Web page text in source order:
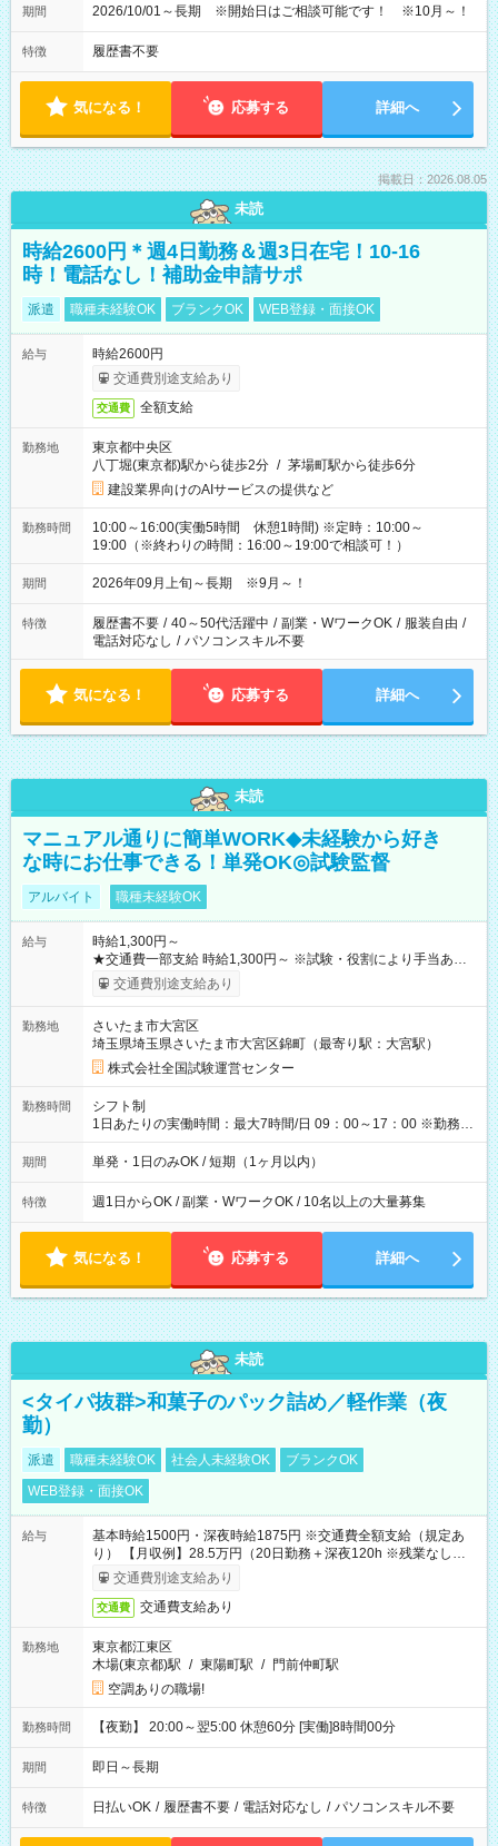
期間 2026/10/01～長期 ※開始日はご相談可能です！ ※10月～！
特徴 履歴書不要
気になる！ 応募する 詳細へ
掲載日：2026.08.05
未読
時給2600円＊週4日勤務＆週3日在宅！10-16
時！電話なし！補助金申請サポ
派遣 職種未経験OK ブランクOK WEB登録・面接OK
給与
時給2600円
交通費別途支給あり
交通費 全額支給
勤務地
東京都中央区
八丁堀(東京都)駅から徒歩2分 / 茅場町駅から徒歩6分
建設業界向けのAIサービスの提供など
勤務時間
10:00～16:00(実働5時間 休憩1時間) ※定時：10:00～
19:00（※終わりの時間：16:00～19:00で相談可！）
期間 2026年09月上旬～長期 ※9月～！
特徴 履歴書不要 / 40～50代活躍中 / 副業・WワークOK / 服装自由 /
電話対応なし / パソコンスキル不要
気になる！ 応募する 詳細へ
未読
マニュアル通りに簡単WORK◆未経験から好き
な時にお仕事できる！単発OK◎試験監督
アルバイト 職種未経験OK
給与
時給1,300円～
★交通費一部支給 時給1,300円～ ※試験・役割により手当あり
※勤務回数により昇給あり 【即給（前払い）オプションあ
り！】 希望される場合、勤務から1週間ほどで給与の一部を受け
例】 ・河合塾模擬試験 8:30～17:30（休憩1時間） 時給1,300円
×8時間＝日収10,400円＋交通費 ※当日の役割により時給＋100
円の場合あり ・国家試験 7:00～13:30（休憩なし） 時給1,300
円（役割手当＋100円）×6時間＝日収8,400円＋交通費 【試用期
間】試用期間なし
交通費別途支給あり
勤務地
さいたま市大宮区
埼玉県埼玉県さいたま市大宮区錦町（最寄り駅：大宮駅）
株式会社全国試験運営センター
勤務時間
シフト制
1日あたりの実働時間：最大7時間/日 09：00～17：00 ※勤務時
間は 試験により異なります。
期間 単発・1日のみOK / 短期（1ヶ月以内）
特徴 週1日からOK / 副業・WワークOK / 10名以上の大量募集
気になる！ 応募する 詳細へ
未読
<タイパ抜群>和菓子のパック詰め／軽作業（夜
勤）
派遣 職種未経験OK 社会人未経験OK
ブランクOK
WEB登録・面接OK
給与
基本時給1500円・深夜時給1875円 ※交通費全額支給（規定あ
り） 【月収例】28.5万円（20日勤務＋深夜120h ※残業なしの場
合）交通費別途支給あり
交通費 交通費支給あり
勤務地
東京都江東区
木場(東京都)駅 / 東陽町駅 / 門前仲町駅
空調ありの職場!
勤務時間 【夜勤】 20:00～翌5:00 休憩60分 [実働]8時間00分
期間 即日～長期
特徴 日払いOK / 履歴書不要 / 電話対応なし / パソコンスキル不要